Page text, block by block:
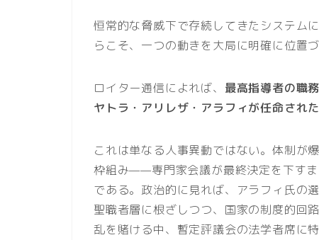
恒常的な脅威下で存続してきたシステム
らこそ、一つの動きを大局に明確に位置
ロイター通信によれば、 最高指導者の職
ヤトラ・アリレザ・アラフィが任命された
これは単なる人事異動ではない。体制が
枠組み——専門家会議が最終決定を下す
である。政治的に見れば、アラフィ氏の
聖職者層に根ざしつつ、国家の制度的回
乱を賭ける中、暫定評議会の法学者席に